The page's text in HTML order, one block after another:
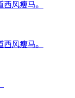
风瘦马。
风瘦马。